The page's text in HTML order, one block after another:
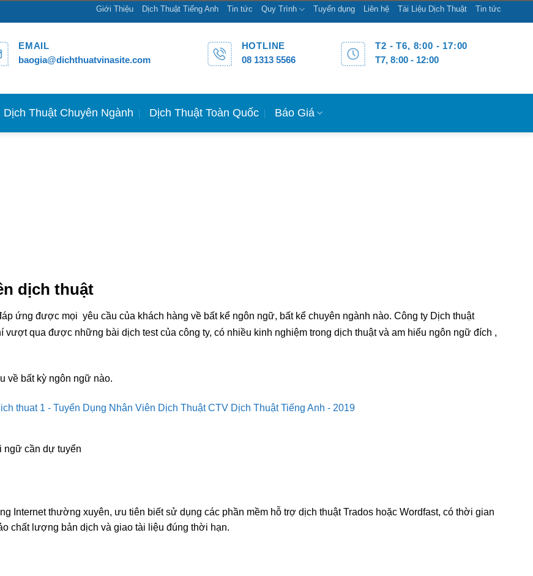
Giới Thiệu Dịch Thuật Tiếng Anh Tin tức Quy Trình Tuyển dụng Liên hệ Tài Liệu Dịch Thuật Tin tức
EMAIL
baogia@dichthuatvinasite.com
HOTLINE
08 1313 5566
T2 - T6, 8:00 - 17:00
T7, 8:00 - 12:00
Dịch Thuật Chuyên Ngành Dịch Thuật Toàn Quốc Báo Giá
dịch thuật
ứng được mọi yêu cầu của khách hàng về bất kể ngôn ngữ, bất kể chuyên ngành nào. Công ty Dịch thuật
qua được những bài dịch test của công ty, có nhiều kinh nghiệm trong dịch thuật và am hiểu ngôn ngữ đích ,
về bất kỳ ngôn ngữ nào.
ngữ cần dự tuyển
Internet thường xuyên, ưu tiên biết sử dụng các phần mềm hỗ trợ dịch thuật Trados hoặc Wordfast, có thời gian
chất lượng bản dịch và giao tài liệu đúng thời hạn.